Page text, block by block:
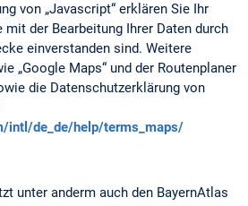
von „Javascript“ erklären Sie Ihr
mit der Bearbeitung Ihrer Daten durch
einverstanden sind. Weitere
„Google Maps“ und der Routenplaner
die Datenschutzerklärung von
intl/de_de/help/terms_maps/
unter anderm auch den BayernAtlas